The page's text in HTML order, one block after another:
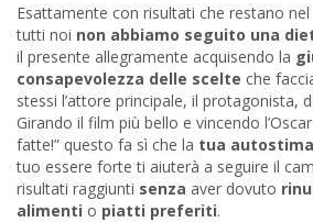
Esattamente con risultati che restano
tutti noi non abbiamo seguito una
il presente allegramente acquisendo la
consapevolezza delle scelte che
stessi l’attore principale, il protagonista,
Girando il film più bello e vincendo
fatte!” questo fa sì che la tua
tuo essere forte ti aiuterà a seguire il
risultati raggiunti senza aver dovuto
alimenti o piatti preferiti.